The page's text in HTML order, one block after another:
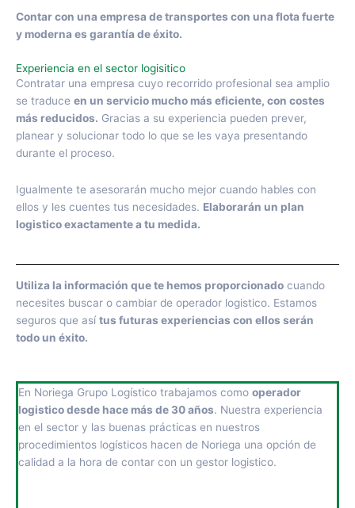
Contar con una empresa de transportes con una flota fuerte
y moderna es garantía de éxito.
Experiencia en el sector logisitico
Contratar una empresa cuyo recorrido profesional sea amplio
se traduce en un servicio mucho más eficiente, con costes
más reducidos. Gracias a su experiencia pueden prever,
planear y solucionar todo lo que se les vaya presentando
durante el proceso.
Igualmente te asesorarán mucho mejor cuando hables con
ellos y les cuentes tus necesidades. Elaborarán un plan
logistico exactamente a tu medida.
Utiliza la información que te hemos proporcionado cuando
necesites buscar o cambiar de operador logistico. Estamos
seguros que asítus futuras experiencias con ellos serán
todo un éxito.
En Noriega Grupo Logístico trabajamos como operador
logistico desde hace más de 30 años. Nuestra experiencia
en el sector y las buenas prácticas en nuestros
procedimientos logísticos hacen de Noriega una opción de
calidad a la hora de contar con un gestor logistico.